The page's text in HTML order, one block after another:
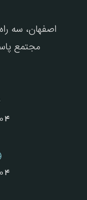
اصفهان، سه
مجتمع